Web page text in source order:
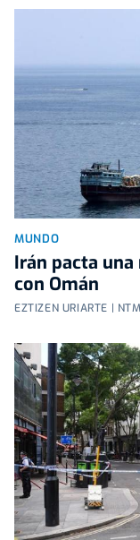
MUNDO
Irán pacta
con Omán
EZTIZEN URIARTE | NTM